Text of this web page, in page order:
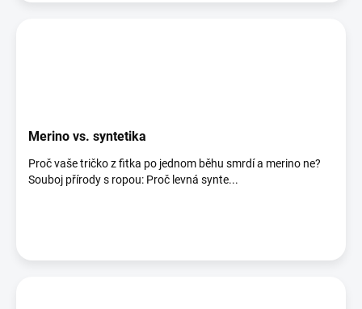
Merino vs. syntetika
Proč vaše tričko z fitka po jednom běhu smrdí a merino ne?
Souboj přírody s ropou: Proč levná synte...